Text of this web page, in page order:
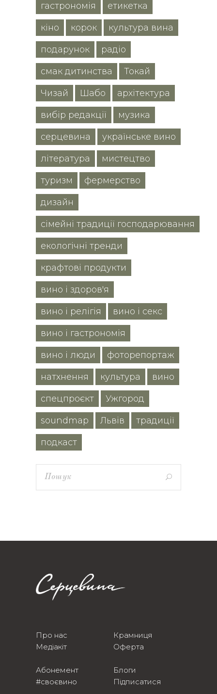
гастрономія етикетка
кіно корок культура вина
подарунок радіо
смак дитинства Токай
Чизай Шабо архітектура
вибір редакції музика
серцевина українське вино
література мистецтво
туризм фермерство
дизайн
сімейні традиції господарювання
екологічні тренди
крафтові продукти
вино і здоров'я
вино і релігія вино і секс
вино і гастрономія
вино і люди фоторепортаж
натхнення культура вино
спецпроєкт Ужгород
soundmap Львів традиції
подкаст
Про нас
Медіакіт
Абонемент
#своєвино
Крамниця
Оферта
Блоги
Підписатися